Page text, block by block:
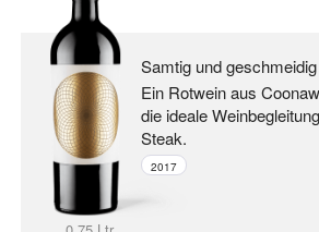
Samtig und geschmeidig
Ein Rotwein aus
die ideale
Steak.
2017